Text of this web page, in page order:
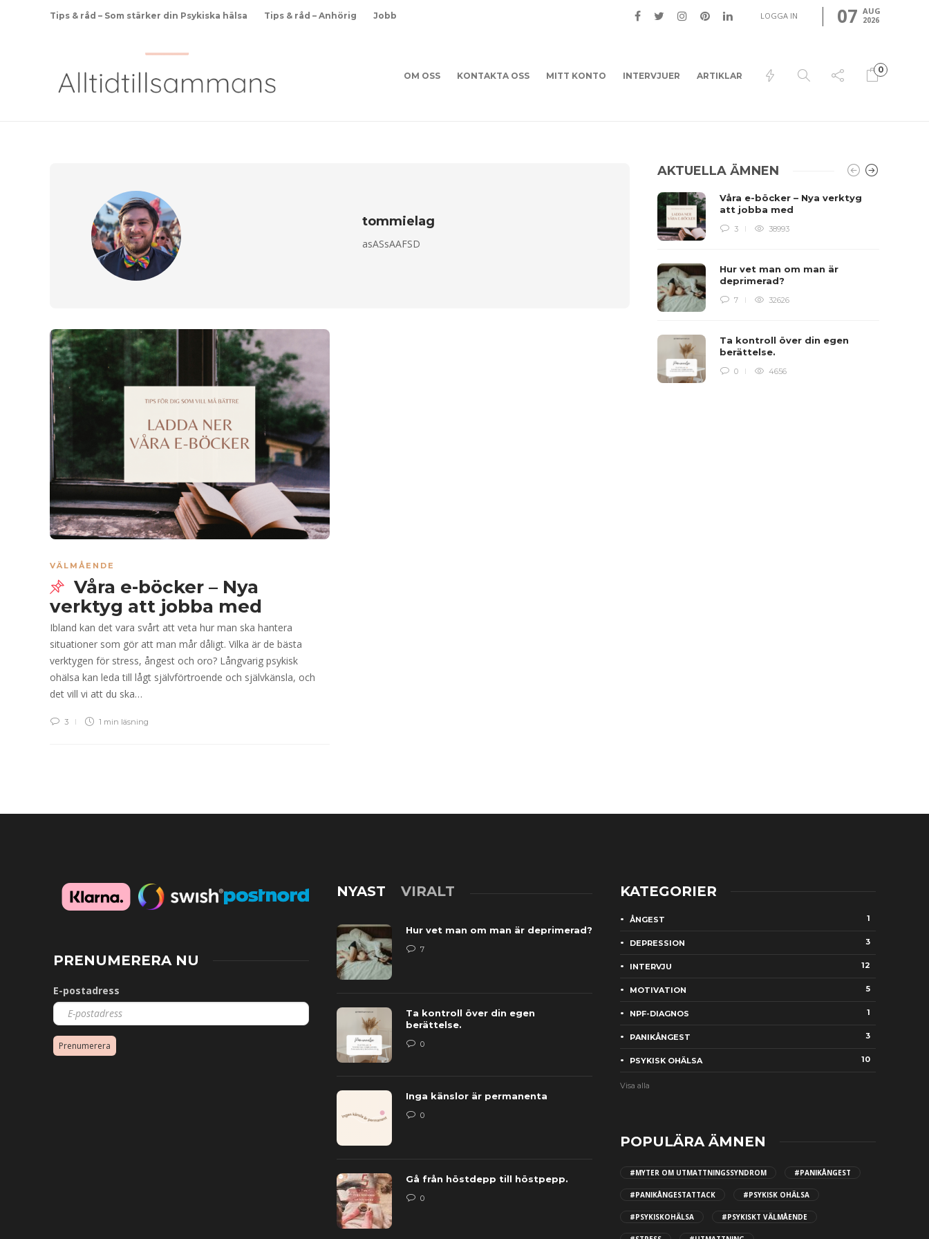
Tips & råd – Som stärker din Psykiska hälsa Tips & råd – Anhörig Jobb LOGGA IN 07 AUG
2026
OM OSS KONTAKTA OSS MITT KONTO INTERVJUER ARTIKLAR
0
tommielag
asASsAAFSD
VÄLMÅENDE
Våra e-böcker – Nya
verktyg att jobba med
Ibland kan det vara svårt att veta hur man ska hantera
situationer som gör att man mår dåligt. Vilka är de bästa
verktygen för stress, ångest och oro? Långvarig psykisk
ohälsa kan leda till lågt självförtroende och självkänsla, och
det vill vi att du ska…
3 1 min läsning
AKTUELLA ÄMNEN
Våra e-böcker – Nya verktyg
att jobba med
3 38993
Hur vet man om man är
deprimerad?
7 32626
Ta kontroll över din egen
berättelse.
0 4656
PRENUMERERA NU
E-postadress
Prenumerera
NYAST VIRALT
Hur vet man om man är deprimerad?
7
Ta kontroll över din egen
berättelse.
0
Inga känslor är permanenta
0
Gå från höstdepp till höstpepp.
0
KATEGORIER
ÅNGEST 1
DEPRESSION 3
INTERVJU 12
MOTIVATION 5
NPF-DIAGNOS 1
PANIKÅNGEST 3
PSYKISK OHÄLSA 10
Visa alla
POPULÄRA ÄMNEN
#MYTER OM UTMATTNINGSSYNDROM #PANIKÅNGEST
#PANIKÅNGESTATTACK #PSYKISK OHÄLSA
#PSYKISKOHÄLSA #PSYKISKT VÄLMÅENDE